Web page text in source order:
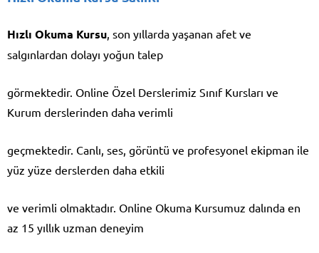
Hızlı Okuma Kursu, son yıllarda yaşanan afet ve
salgınlardan dolayı yoğun talep
görmektedir. Online Özel Derslerimiz Sınıf Kursları ve
Kurum derslerinden daha verimli
geçmektedir. Canlı, ses, görüntü ve profesyonel ekipman ile
yüz yüze derslerden daha etkili
ve verimli olmaktadır. Online Okuma Kursumuz dalında en
az 15 yıllık uzman deneyim